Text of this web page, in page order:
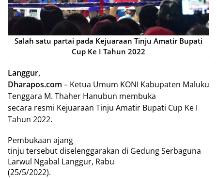
Salah satu partai pada Kejuaraan Tinju Amatir Bupati
Cup Ke I Tahun 2022
Langgur,
Dharapos.com – Ketua Umum KONI Kabupaten Maluku
Tenggara M. Thaher Hanubun membuka
secara resmi Kejuaraan Tinju Amatir Bupati Cup Ke I
Tahun 2022.
Pembukaan ajang
tinju tersebut diselenggarakan di Gedung Serbaguna
Larwul Ngabal Langgur, Rabu
(25/5/2022).